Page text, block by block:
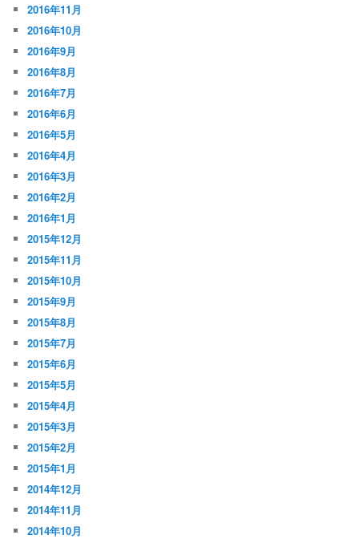
2016年11月
2016年10月
2016年9月
2016年8月
2016年7月
2016年6月
2016年5月
2016年4月
2016年3月
2016年2月
2016年1月
2015年12月
2015年11月
2015年10月
2015年9月
2015年8月
2015年7月
2015年6月
2015年5月
2015年4月
2015年3月
2015年2月
2015年1月
2014年12月
2014年11月
2014年10月